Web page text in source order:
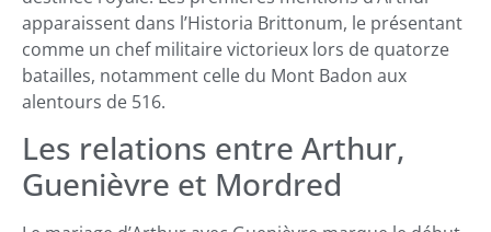
apparaissent dans l’Historia Brittonum, le présentant
comme un chef militaire victorieux lors de quatorze
batailles, notamment celle du Mont Badon aux
alentours de 516.
Les relations entre Arthur,
Guenièvre et Mordred